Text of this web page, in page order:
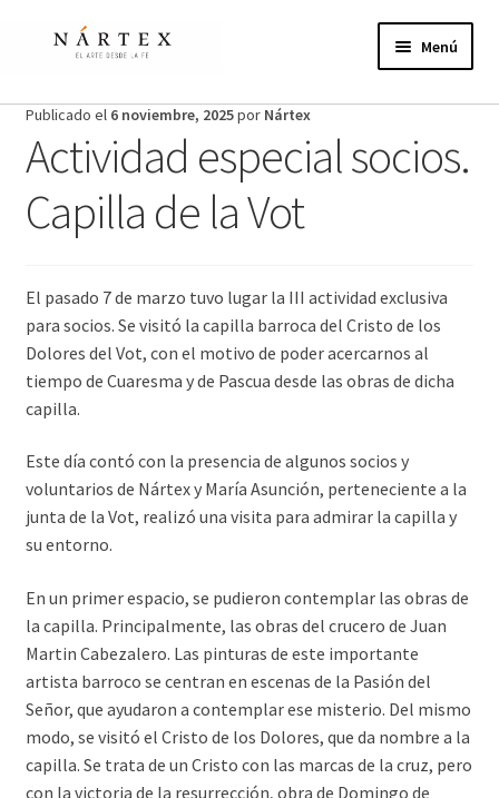
Menú
Inicio
Actividades
Proyectos de verano
Publicaciones
Nosotros
¿Te unes?
Publicado el 6 noviembre, 2025por Nártex
Actividad especial socios.
Capilla de la Vot
El pasado 7 de marzo tuvo lugar la III actividad exclusiva
para socios. Se visitó la capilla barroca del Cristo de los
Dolores del Vot, con el motivo de poder acercarnos al
tiempo de Cuaresma y de Pascua desde las obras de dicha
capilla.
Este día contó con la presencia de algunos socios y
voluntarios de Nártex y María Asunción, perteneciente a la
junta de la Vot, realizó una visita para admirar la capilla y
su entorno.
En un primer espacio, se pudieron contemplar las obras de
la capilla. Principalmente, las obras del crucero de Juan
Martin Cabezalero. Las pinturas de este importante
artista barroco se centran en escenas de la Pasión del
Señor, que ayudaron a contemplar ese misterio. Del mismo
modo, se visitó el Cristo de los Dolores, que da nombre a la
capilla. Se trata de un Cristo con las marcas de la cruz, pero
con la victoria de la resurrección, obra de Domingo de